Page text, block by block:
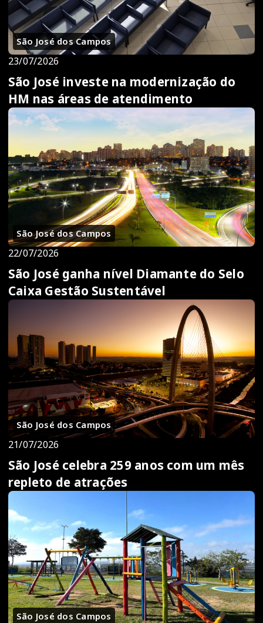
São José dos Campos
23/07/2026
São José investe na modernização do
HM nas áreas de atendimento
São José dos Campos
22/07/2026
São José ganha nível Diamante do Selo
Caixa Gestão Sustentável
São José dos Campos
21/07/2026
São José celebra 259 anos com um mês
repleto de atrações
São José dos Campos